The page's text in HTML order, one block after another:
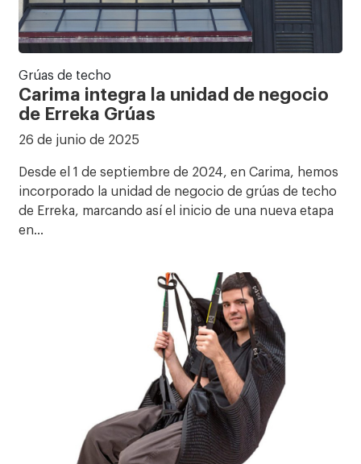
Grúas de techo
Carima integra la unidad de negocio
de Erreka Grúas
26 de junio de 2025
Desde el 1 de septiembre de 2024, en Carima, hemos
incorporado la unidad de negocio de grúas de techo
de Erreka, marcando así el inicio de una nueva etapa
en…